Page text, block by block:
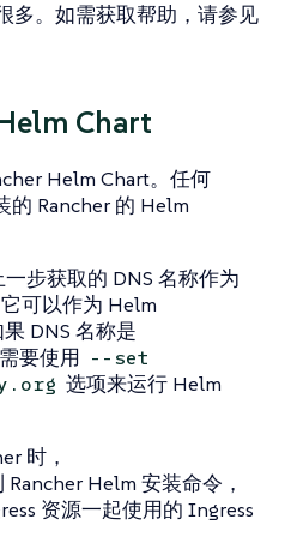
多。如需获取帮助，请参见
Chart
Helm Chart。任何
的 Rancher 的 Helm
步获取的 DNS 名称作为
可以作为 Helm
DNS 名称是
要使用 --set
选项来运行 Helm
时，
Helm 安装命令，
资源一起使用的 Ingress